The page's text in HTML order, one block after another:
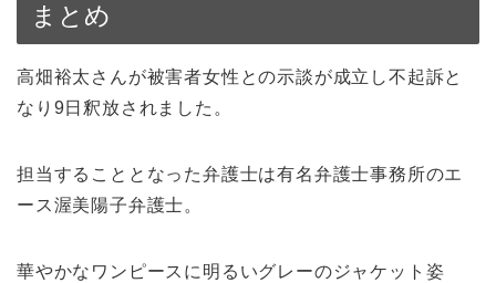
まとめ
高畑裕太さんが被害者女性との示談が成立し不起訴と
なり9日釈放されました。
担当することとなった弁護士は有名弁護士事務所のエ
ース渥美陽子弁護士。
華やかなワンピースに明るいグレーのジャケット姿